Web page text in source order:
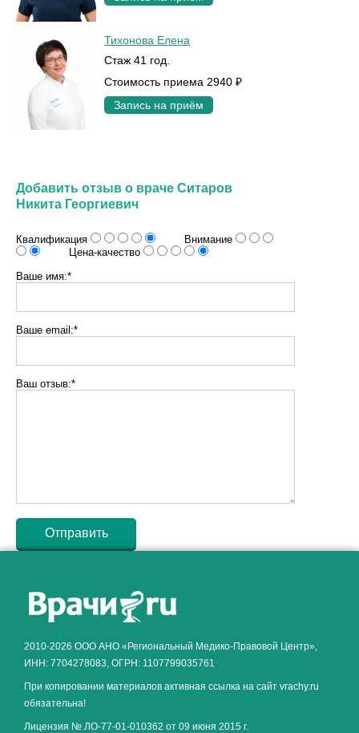
Тихонова Елена
Стаж 41 год.
Стоимость приема 2940 ₽
Запись на приём
Добавить отзыв о враче Ситаров
Никита Георгиевич
Квалификация
Внимание
Цена-качество
Ваше имя:*
Ваше email:*
Ваш отзыв:*
2010-2026 ООО АНО «Региональный Медико-Правовой Центр»,
ИНН: 7704278083, ОГРН: 1107799035761
При копировании материалов активная ссылка на сайт vrachy.ru
обязательна!
Лицензия № ЛО-77-01-010362 от 09 июня 2015 г.